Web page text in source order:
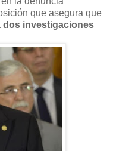
que asegura que
dos investigaciones